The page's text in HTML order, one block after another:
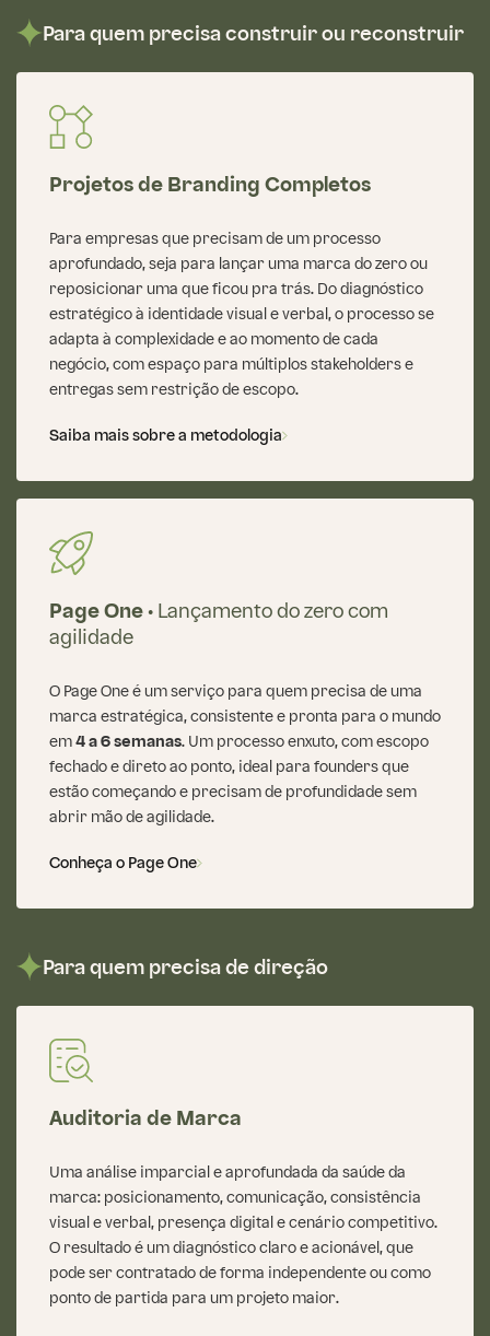
Para quem precisa construir ou reconstruir
Projetos de Branding Completos
Para empresas que precisam de um processo
aprofundado, seja para lançar uma marca do zero ou
reposicionar uma que ficou pra trás. Do diagnóstico
estratégico à identidade visual e verbal, o processo se
adapta à complexidade e ao momento de cada
negócio, com espaço para múltiplos stakeholders e
entregas sem restrição de escopo.
Saiba mais sobre a metodologia
Page One •Lançamento do zero com
agilidade
O Page One é um serviço para quem precisa de uma
marca estratégica, consistente e pronta para o mundo
em4 a 6 semanas. Um processo enxuto, com escopo
fechado e direto ao ponto, ideal para founders que
estão começando e precisam de profundidade sem
abrir mão de agilidade.
Conheça o Page One
Para quem precisa de direção
Auditoria de Marca
Uma análise imparcial e aprofundada da saúde da
marca: posicionamento, comunicação, consistência
visual e verbal, presença digital e cenário competitivo.
O resultado é um diagnóstico claro e acionável, que
pode ser contratado de forma independente ou como
ponto de partida para um projeto maior.